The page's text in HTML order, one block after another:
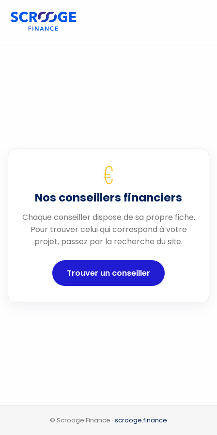
€
Nos conseillers financiers
Chaque conseiller dispose de sa propre fiche.
Pour trouver celui qui correspond à votre
projet, passez par la recherche du site.
Trouver un conseiller
© Scrooge Finance · scrooge.finance